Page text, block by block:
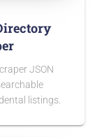
JSON
listings.